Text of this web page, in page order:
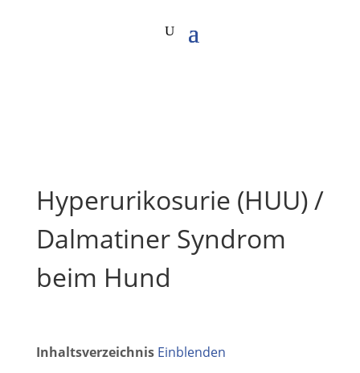
Hyperurikosurie (HUU) /
Dalmatiner Syndrom
beim Hund
Inhaltsverzeichnis Einblenden